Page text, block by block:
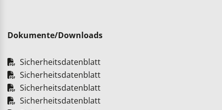
Dokumente/Downloads
Sicherheitsdatenblatt
Sicherheitsdatenblatt
Sicherheitsdatenblatt
Sicherheitsdatenblatt